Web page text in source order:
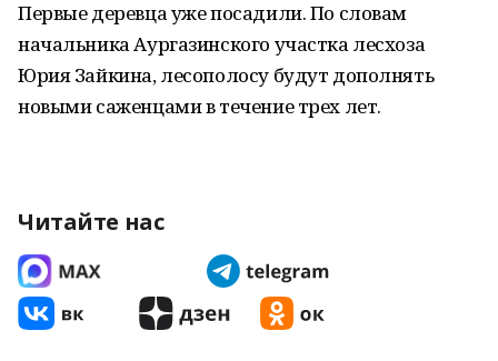
Первые деревца уже посадили. По словам
начальника Аургазинского участка лесхоза
Юрия Зайкина, лесополосу будут дополнять
новыми саженцами в течение трех лет.
Читайте нас